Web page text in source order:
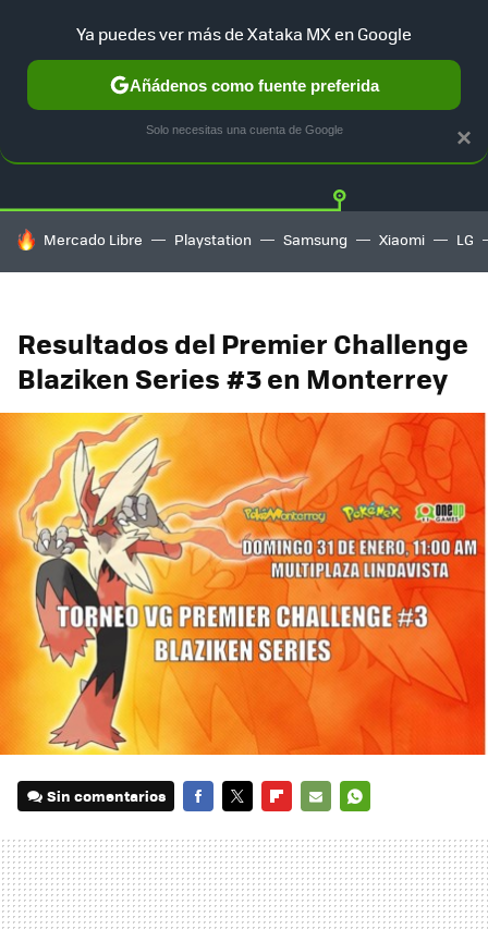
Twitter
HOY SE HABLA DE
Mercado Libre Playstation Samsung Xiaomi LG
Resultados del Premier Challenge
Blaziken Series #3 en Monterrey
Sin comentarios
MAIL
×
Ya puedes ver más de Xataka MX en Google
Añádenos como fuente preferida
Solo necesitas una cuenta de Google